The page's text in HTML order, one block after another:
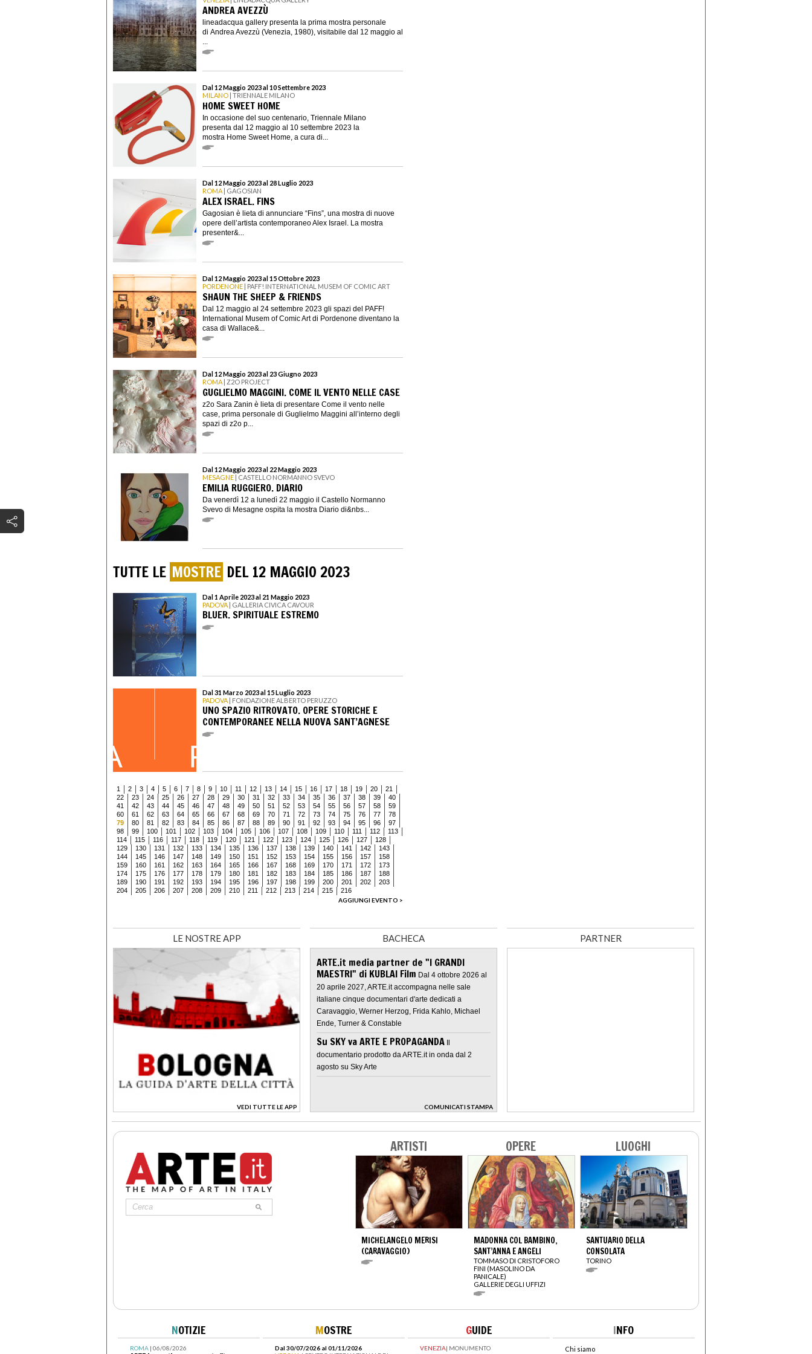
ANDREA AVEZZÙ
lineadacqua gallery presenta la prima mostra personale
di Andrea Avezzù (Venezia, 1980), visitabile dal 12 maggio al
Dal 12 Maggio 2023 al 10 Settembre 2023
MILANO | TRIENNALE MILANO
HOME SWEET HOME
In occasione del suo centenario, Triennale Milano
presenta dal 12 maggio al 10 settembre 2023 la
mostra Home Sweet Home, a cura di...
Dal 12 Maggio 2023 al 28 Luglio 2023
ROMA | GAGOSIAN
ALEX ISRAEL. FINS
Gagosian è lieta di annunciare “Fins”, una mostra di nuove
opere dell’artista contemporaneo Alex Israel. La mostra
presenter&...
Dal 12 Maggio 2023 al 15 Ottobre 2023
PORDENONE | PAFF! INTERNATIONAL MUSEM OF COMIC ART
SHAUN THE SHEEP & FRIENDS
Dal 12 maggio al 24 settembre 2023 gli spazi del PAFF!
International Musem of Comic Art di Pordenone diventano la
casa di Wallace&...
Dal 12 Maggio 2023 al 23 Giugno 2023
ROMA | Z2O PROJECT
GUGLIELMO MAGGINI. COME IL VENTO NELLE CASE
z2o Sara Zanin è lieta di presentare Come il vento nelle
case, prima personale di Guglielmo Maggini all’interno degli
spazi di z2o p...
Dal 12 Maggio 2023 al 22 Maggio 2023
MESAGNE | CASTELLO NORMANNO SVEVO
EMILIA RUGGIERO. DIARIO
Da venerdì 12 a lunedì 22 maggio il Castello Normanno
Svevo di Mesagne ospita la mostra Diario di&nbs...
TUTTE LE MOSTRE DEL 12 MAGGIO 2023
Dal 1 Aprile 2023 al 21 Maggio 2023
PADOVA | GALLERIA CIVICA CAVOUR
BLUER. SPIRITUALE ESTREMO
Dal 31 Marzo 2023 al 15 Luglio 2023
PADOVA | FONDAZIONE ALBERTO PERUZZO
UNO SPAZIO RITROVATO. OPERE STORICHE E
CONTEMPORANEE NELLA NUOVA SANT’AGNESE
1 2 3 4 5 6 7 8 9 10 11 12 13 14 15 16 17 18 19 20
21
22
23 24 25 26 27 28 29 30 31 32 33 34 35 36 37 38 39
40
41
42 43 44 45 46 47 48 49 50 51 52 53 54 55 56 57 58
59
60
61 62 63 64 65 66 67 68 69 70 71 72 73 74 75 76 77
78
79
80 81 82 83 84 85 86 87 88 89 90 91 92 93 94 95 96
97
98
99 100 101 102 103 104 105 106 107 108 109 110 111 112
113
114
115 116 117 118 119 120 121 122 123 124 125 126 127
128
129
130 131 132 133 134 135 136 137 138 139 140 141 142
143
144
145 146 147 148 149 150 151 152 153 154 155 156 157
158
159
160 161 162 163 164 165 166 167 168 169 170 171 172
173
174
175 176 177 178 179 180 181 182 183 184 185 186 187
188
189
190 191 192 193 194 195 196 197 198 199 200 201 202
203
204
205 206 207 208 209 210 211 212 213 214 215
216
AGGIUNGI EVENTO >
LE NOSTRE APP
VEDI TUTTE LE APP
>
BACHECA
ARTE.it media partner de "I GRANDI
MAESTRI" di KUBLAI Film Dal 4 ottobre 2026 al
20 aprile 2027, ARTE.it accompagna nelle sale
italiane cinque documentari d'arte dedicati a
Caravaggio, Werner Herzog, Frida Kahlo, Michael
Ende, Turner & Constable
Su SKY va ARTE E PROPAGANDA Il
documentario prodotto da ARTE.it in onda dal 2
agosto su Sky Arte
COMUNICATI STAMPA
>
PARTNER
ARTISTI
MICHELANGELO MERISI
(CARAVAGGIO)
OPERE
MADONNA COL BAMBINO,
SANT’ANNA E ANGELI
TOMMASO DI CRISTOFORO
FINI (MASOLINO DA
PANICALE)
GALLERIE DEGLI UFFIZI
LUOGHI
SANTUARIO DELLA
CONSOLATA
TORINO
NOTIZIE
ROMA| 06/08/2026
MOSTRE
Dal 30/07/2026 al 01/11/2026
GUIDE
VENEZIA| MONUMENTO
INFO
Chi siamo